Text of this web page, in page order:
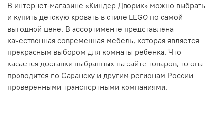
В интернет-магазине «Киндер Дворик» можно выбрать
и купить детскую кровать в стиле LEGO по самой
выгодной цене. В ассортименте представлена
качественная современная мебель, которая является
прекрасным выбором для комнаты ребенка. Что
касается доставки выбранных на сайте товаров, то она
проводится по Саранску и другим регионам России
проверенными транспортными компаниями.